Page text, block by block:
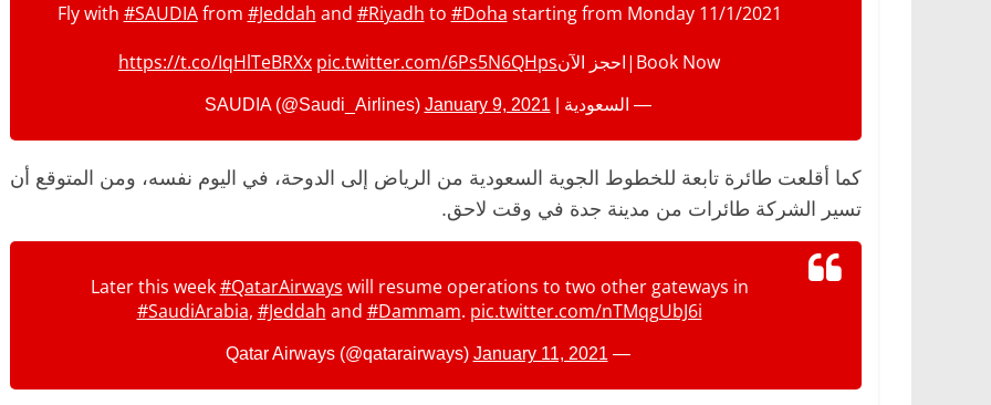
Fly with #SAUDIAfrom #Jeddah and #Riyadh to #Doha starting from Monday 11/1/2021
Book Now|احجز الآن
https://t.co/IqHlTeBRXx pic.twitter.com/6Ps5N6QHps
— السعودية | SAUDIA (@Saudi_Airlines) January 9, 2021
كما أقلعت طائرة تابعة للخطوط الجوية السعودية من الرياض إلى الدوحة، في اليوم نفسه، ومن المتوقع أن
تسير الشركة طائرات من مدينة جدة في وقت لاحق.
Later this week#QatarAirways will resume operations to two other gateways in
#SaudiArabia, #Jeddah and #Dammam. pic.twitter.com/nTMqgUbJ6i
— Qatar Airways (@qatarairways)
January 11, 2021